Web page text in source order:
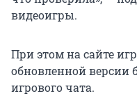
видеоигры.
При этом на сайте
обновленной версии
игрового чата.